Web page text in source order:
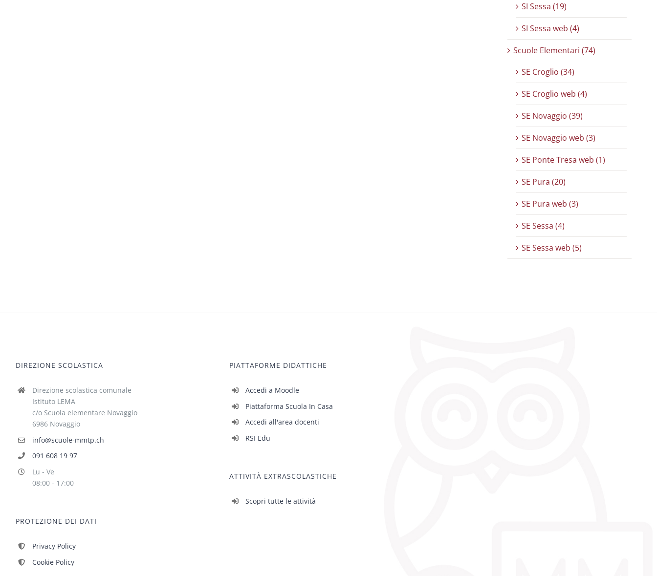
SI Sessa (19)
SI Sessa web (4)
Scuole Elementari (74)
SE Croglio (34)
SE Croglio web (4)
SE Novaggio (39)
SE Novaggio web (3)
SE Ponte Tresa web (1)
SE Pura (20)
SE Pura web (3)
SE Sessa (4)
SE Sessa web (5)
DIREZIONE SCOLASTICA
Direzione scolastica comunale
Istituto LEMA
c/o Scuola elementare Novaggio
6986 Novaggio
info@scuole-mmtp.ch
091 608 19 97
Lu - Ve
08:00 - 17:00
PROTEZIONE DEI DATI
Privacy Policy
Cookie Policy
PIATTAFORME DIDATTICHE
Accedi a Moodle
Piattaforma Scuola In Casa
Accedi all'area docenti
RSI Edu
ATTIVITÀ EXTRASCOLASTICHE
Scopri tutte le attività